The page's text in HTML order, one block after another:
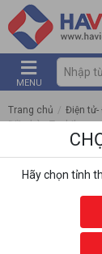
MENU
Trang chủ / Điện tử-
Điều hòa Toshiba
Hãy chọn tỉnh